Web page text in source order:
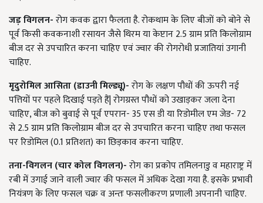
जड़ विगलन-रोग कवक द्वारा फैलता है. रोकथाम के लिए बीजों को बोने से
पूर्व किसी कवकनाशी रसायन जैसे थिरम या केप्टान 2.5 ग्राम प्रति किलोग्राम
बीज दर से उपचारित करना चाहिए एवं ज्वार की रोगरोधी प्रजातियां उगानी
चाहिए.
मृदुरोमिल आसिता (डाउनी मिल्ड्यू)-रोग के लक्षण पौधों की ऊपरी नई
पत्तियों पर पहले दिखाई पड़ते हैं| रोगग्रस्त पौधों को उखाड़कर जला देना
चाहिए, बीज को बुवाई से पूर्व एपरान- 35 एस डी या रिडोमील एम जेड- 72
से 2.5 ग्राम प्रति किलोग्राम बीज दर से उपचारित करना चाहिए तथा फसल
पर रिडोमिल (0.1 प्रतिशत) का छिड़काव करना चाहिए.
तना-विगलन (चार कोल विगलन)-रोग का प्रकोप तमिलनाडु व महाराष्ट्र में
रबी में उगाई जाने वाली ज्वार की फसल में अधिक देखा गया है. इसके प्रभावी
नियंत्रण के लिए फसल चक्र व अन्तः फसलीकरण प्रणाली अपनानी चाहिए.